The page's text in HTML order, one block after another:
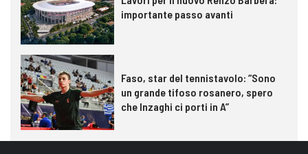
importante passo avanti
Faso, star del tennistavolo: “Sono
un grande tifoso rosanero, spero
che Inzaghi ci porti in A”